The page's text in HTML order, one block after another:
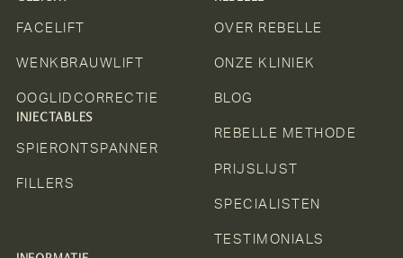
FACELIFT
WENKBRAUWLIFT
OOGLIDCORRECTIE
INJECTABLES
SPIERONTSPANNER
FILLERS
OVER REBELLE
ONZE KLINIEK
BLOG
REBELLE METHODE
PRIJSLIJST
SPECIALISTEN
TESTIMONIALS